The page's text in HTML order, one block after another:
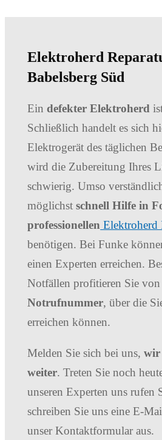
Elektroherd
Babelsberg Süd
Eindefekter Elektroherd
Schließlich handelt es sich
Elektrogerät des täglichen
wird die Zubereitung Ihres
schwierig. Umso
möglichstschnell Hilfe in
professionellen Elektroherd
benötigen. Bei Funke
einen Experten erreichen.
Notfällen profitieren Sie von
Notrufnummer, über die
erreichen können.
Melden Sie sich bei uns,wir
weiter. Treten Sie noch
unseren Experten uns rufen
schreiben Sie uns eine E-
unser Kontaktformular aus.